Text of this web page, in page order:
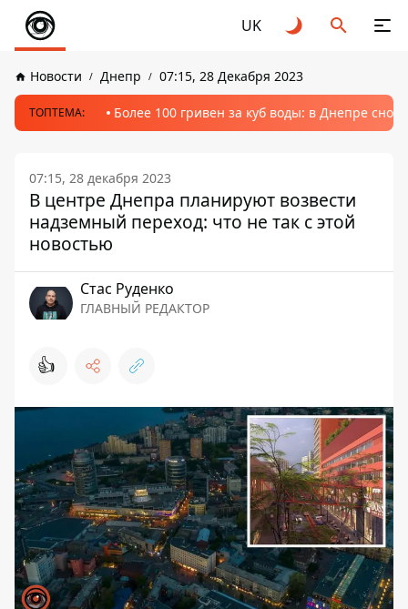
UK
Новости Днепр 07:15, 28 Декабря 2023
ТОПТЕМА: Более 100 гривен за куб воды: в Днепре
07:15, 28 декабря 2023
В центре Днепра планируют возвести
надземный переход: что не так с этой
новостью
Стаc Руденко
ГЛАВНЫЙ РЕДАКТОР
👍